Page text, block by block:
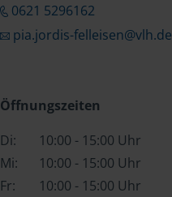
0621 5296162
pia.jordis-felleisen@vlh.de
Öffnungszeiten
Di:
10:00 - 15:00 Uhr
Mi:
10:00 - 15:00 Uhr
Fr:
10:00 - 15:00 Uhr